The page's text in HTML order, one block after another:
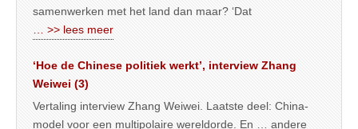
samenwerken met het land dan maar? ‘Dat
… >> lees meer
‘Hoe de Chinese politiek werkt’, interview Zhang
Weiwei (3)
Vertaling interview Zhang Weiwei. Laatste deel: China-
model voor een multipolaire wereldorde. En … andere